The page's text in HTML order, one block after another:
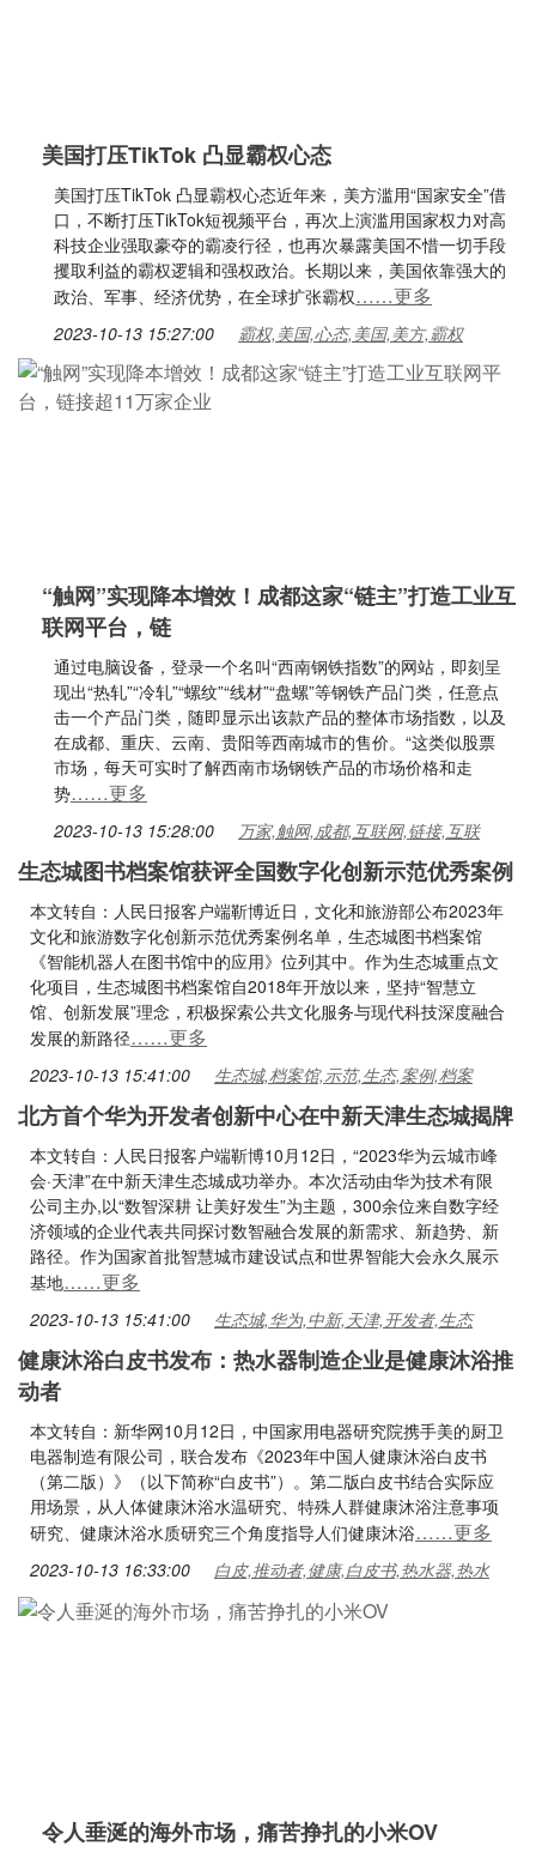
美国打压TikTok 凸显霸权心态
美国打压TikTok 凸显霸权心态近年来，美方滥用“国家安全”借
口，不断打压TikTok短视频平台，再次上演滥用国家权力对高
科技企业强取豪夺的霸凌行径，也再次暴露美国不惜一切手段
攫取利益的霸权逻辑和强权政治。长期以来，美国依靠强大的
政治、军事、经济优势，在全球扩张霸权……更多
2023-10-13 15:27:00 霸权,美国,心态,美国,美方,霸权
“触网”实现降本增效！成都这家“链主”打造工业互
联网平台，链
通过电脑设备，登录一个名叫“西南钢铁指数”的网站，即刻呈
现出“热轧”“冷轧”“螺纹”“线材”“盘螺”等钢铁产品门类，任意点
击一个产品门类，随即显示出该款产品的整体市场指数，以及
在成都、重庆、云南、贵阳等西南城市的售价。“这类似股票
市场，每天可实时了解西南市场钢铁产品的市场价格和走
势……更多
2023-10-13 15:28:00 万家,触网,成都,互联网,链接,互联
生态城图书档案馆获评全国数字化创新示范优秀案例
本文转自：人民日报客户端靳博近日，文化和旅游部公布2023年
文化和旅游数字化创新示范优秀案例名单，生态城图书档案馆
《智能机器人在图书馆中的应用》位列其中。作为生态城重点文
化项目，生态城图书档案馆自2018年开放以来，坚持“智慧立
馆、创新发展”理念，积极探索公共文化服务与现代科技深度融合
发展的新路径……更多
2023-10-13 15:41:00 生态城,档案馆,示范,生态,案例,档案
北方首个华为开发者创新中心在中新天津生态城揭牌
本文转自：人民日报客户端靳博10月12日，“2023华为云城市峰
会·天津”在中新天津生态城成功举办。本次活动由华为技术有限
公司主办,以“数智深耕 让美好发生”为主题，300余位来自数字经
济领域的企业代表共同探讨数智融合发展的新需求、新趋势、新
路径。作为国家首批智慧城市建设试点和世界智能大会永久展示
基地……更多
2023-10-13 15:41:00 生态城,华为,中新,天津,开发者,生态
健康沐浴白皮书发布：热水器制造企业是健康沐浴推
动者
本文转自：新华网10月12日，中国家用电器研究院携手美的厨卫
电器制造有限公司，联合发布《2023年中国人健康沐浴白皮书
（第二版）》（以下简称“白皮书”）。第二版白皮书结合实际应
用场景，从人体健康沐浴水温研究、特殊人群健康沐浴注意事项
研究、健康沐浴水质研究三个角度指导人们健康沐浴……更多
2023-10-13 16:33:00 白皮,推动者,健康,白皮书,热水器,热水
令人垂涎的海外市场，痛苦挣扎的小米OV